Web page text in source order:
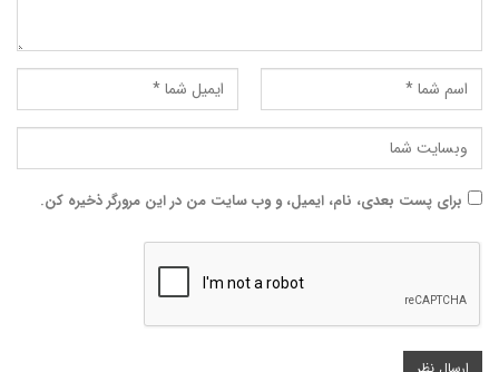
برای پست بعدی، نام، ایمیل، و وب سایت من در این مرورگر ذخیره کن.